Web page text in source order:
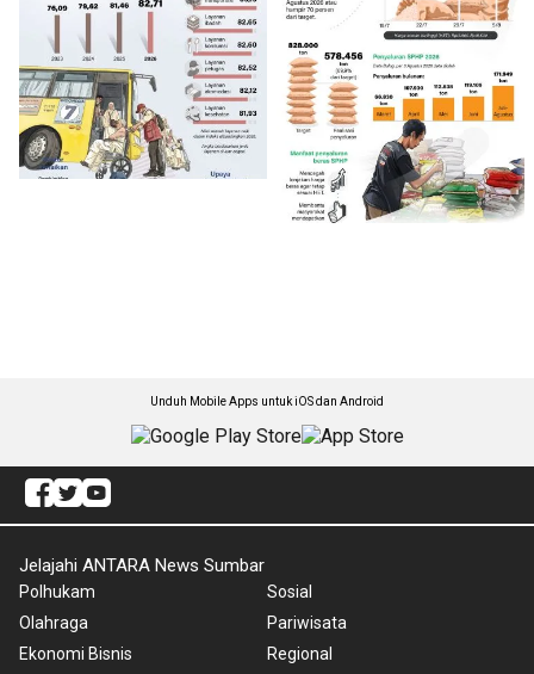
Unduh Mobile Apps untuk iOS dan Android
Jelajahi ANTARA News Sumbar
Polhukam
Olahraga
Ekonomi Bisnis
Sosial
Pariwisata
Regional